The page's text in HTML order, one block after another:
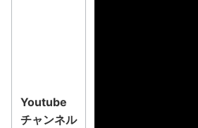
Youtube
チャンネル